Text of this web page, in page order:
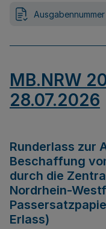
Ausgabennummer
MB.NRW
28.07.2026
Runderlass zur
Beschaffung
durch die
Nordrhein-
Erlass)